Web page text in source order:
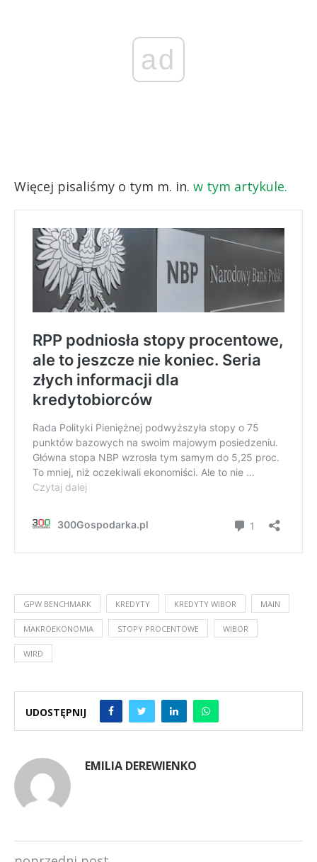
ad
Więcej pisaliśmy o tym m. in. w tym artykule.
GPW BENCHMARK KREDYTY KREDYTY WIBOR MAIN
MAKROEKONOMIA STOPY PROCENTOWE WIBOR
WIRD
UDOSTĘPNIJ
EMILIA DEREWIENKO